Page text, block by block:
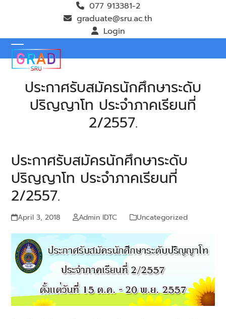
077 913381-2
graduate@sru.ac.th
Login
Open
mobile
menu
Close
mobile
menu
ประกาศรับสมัครนักศึกษาระดับ
ปริญญาโท ประจำภาคเรียนที่
2/2557.
ประกาศรับสมัครนักศึกษาระดับ
ปริญญาโท ประจำภาคเรียนที่
2/2557.
April 3, 2018 Admin IDTC Uncategorized